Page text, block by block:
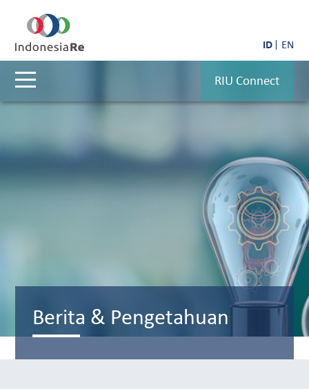
ID EN
RIU Connect
Berita & Pengetahuan